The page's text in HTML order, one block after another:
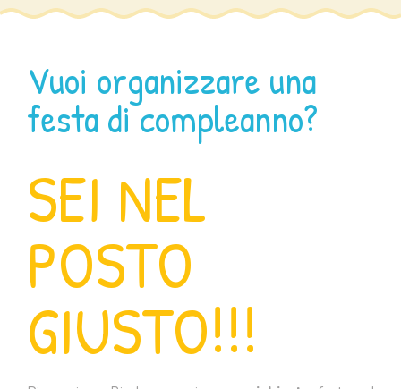
Vuoi organizzare una
festa di compleanno?
SEI NEL
POSTO
GIUSTO!!!